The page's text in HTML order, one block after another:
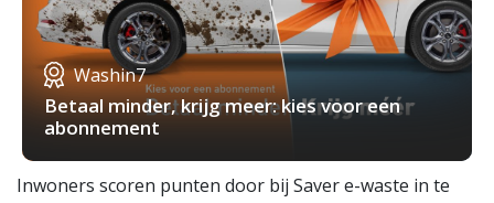
Washin7
Betaal minder, krijg meer: kies voor een
abonnement
Inwoners scoren punten door bij Saver e-waste in te